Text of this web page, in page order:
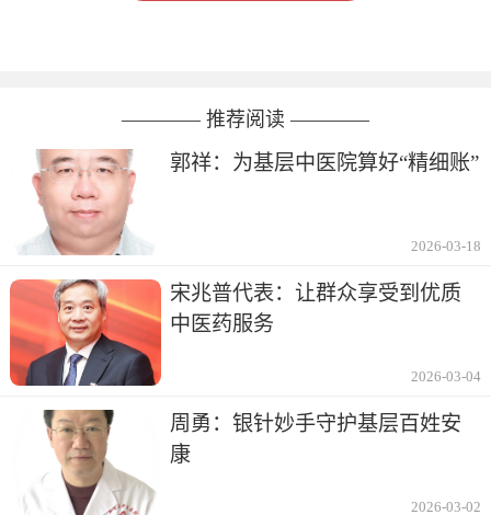
———— 推荐阅读 ————
郭祥：为基层中医院算好“精细账”
2026-03-18
宋兆普代表：让群众享受到优质
中医药服务
2026-03-04
周勇：银针妙手守护基层百姓安
康
2026-03-02